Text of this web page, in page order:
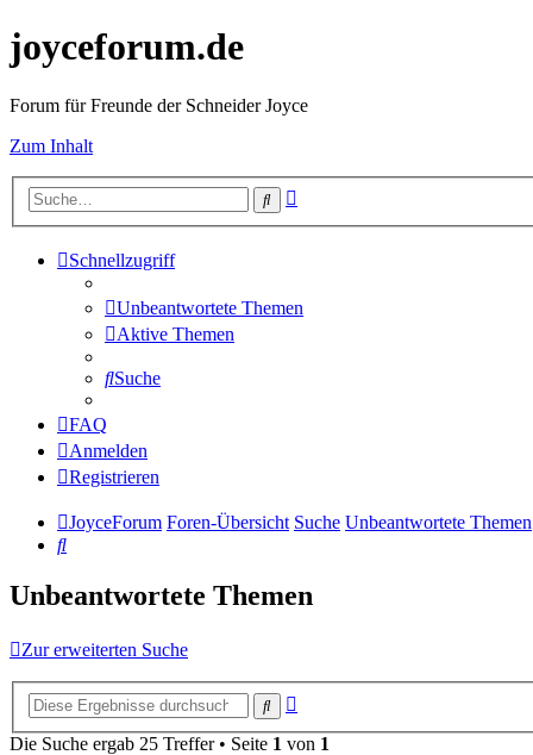
joyceforum.de
Forum für Freunde der Schneider Joyce
Zum Inhalt
Suche
Schnellzugriff
Unbeantwortete Themen
Aktive Themen
Suche
FAQ
Anmelden
Registrieren
JoyceForum Foren-Übersicht Suche Unbeantwortete Themen
Suche
Unbeantwortete Themen
Zur erweiterten Suche
Suche
Die Suche ergab 25 Treffer • Seite 1 von 1